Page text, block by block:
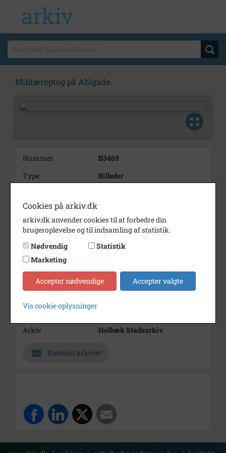
Militæroptog på Ahlgade.
Nummer
B3469
Type
Billeder
C. Jacobsen, manufaktur.
Årstal
1900
Dateringsnote
Fotograf
Materiale
Arkiv
Holbæk Stadsarkiv
Kontakt arkivet
Cookies på arkiv.dk
arkiv.dk anvender cookies til at forbedre din
brugeroplevelse og til indsamling af statistik.
Nødvendig
Statistik
Marketing
Accepter nødvendige Accepter valgte
Vis cookie oplysninger